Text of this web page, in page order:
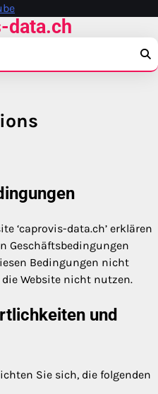
data.ch
‘caprovis-data.ch’ erklären
Geschäftsbedingungen
Bedingungen nicht
Website nicht nutzen.
und
Sie sich, die folgenden